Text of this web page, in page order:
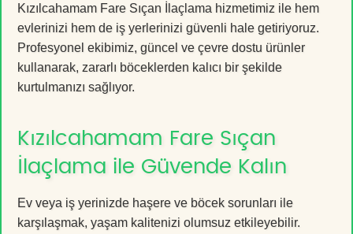
Kızılcahamam Fare Sıçan İlaçlama hizmetimiz ile hem
evlerinizi hem de iş yerlerinizi güvenli hale getiriyoruz.
Profesyonel ekibimiz, güncel ve çevre dostu ürünler
kullanarak, zararlı böceklerden kalıcı bir şekilde
kurtulmanızı sağlıyor.
Kızılcahamam Fare Sıçan
İlaçlama ile Güvende Kalın
Ev veya iş yerinizde haşere ve böcek sorunları ile
karşılaşmak, yaşam kalitenizi olumsuz etkileyebilir.